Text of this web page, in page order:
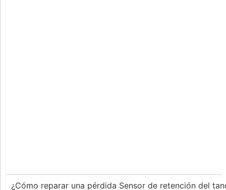
¿Cómo reparar una pérdida Sensor de retención del